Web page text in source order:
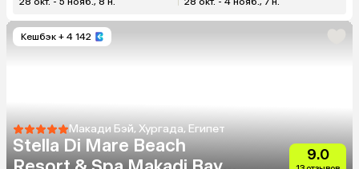
Кешбэк + 4 142
Макади Бэй, Хургада, Египет
Stella Di Mare Beach
9.0